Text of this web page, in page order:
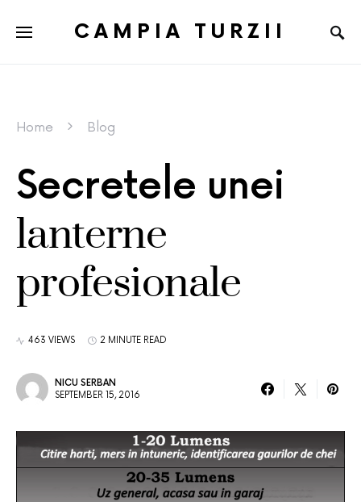
CAMPIA TURZII
Home Blog
Secretele unei
lanterne
profesionale
463 VIEWS 2 MINUTE READ
NICU SERBAN
SEPTEMBER 15, 2016